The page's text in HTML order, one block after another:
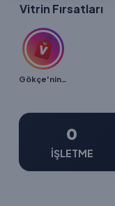
Vitrin Fırsatları
Gökçe'nin Yeri
0
İŞLETME